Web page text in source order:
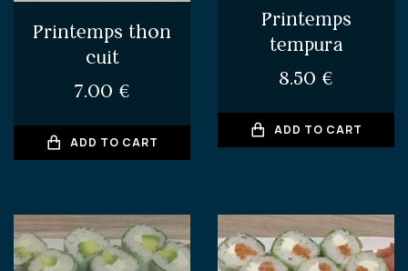
Printemps thon
cuit
7.00 €
ADD TO CART
Printemps
tempura
8.50 €
ADD TO CART